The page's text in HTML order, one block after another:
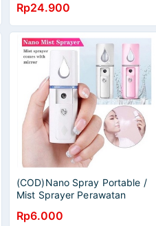
Pelembab Wajah Handy Mist
Spray 30 Ml
Rp24.900
(COD)Nano Spray Portable /
Mist Sprayer Perawatan
USB nano seprai
Rp6.000